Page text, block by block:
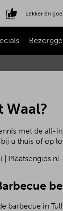
Lekker én
Waal?
met de all-
u thuis of op
barbecue in